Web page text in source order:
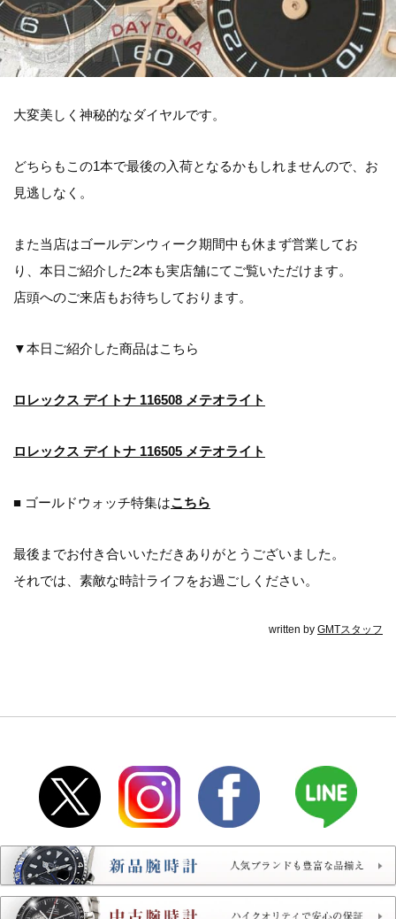
大変美しく神秘的なダイヤルです。
どちらもこの1本で最後の入荷となるかもしれませんので、お
見逃しなく。
また当店はゴールデンウィーク期間中も休まず営業してお
り、本日ご紹介した2本も実店舗にてご覧いただけます。
店頭へのご来店もお待ちしております。
▼本日ご紹介した商品はこちら
ロレックス デイトナ 116508 メテオライト
ロレックス デイトナ 116505 メテオライト
■ ゴールドウォッチ特集はこちら
最後までお付き合いいただきありがとうございました。
それでは、素敵な時計ライフをお過ごしください。
written by GMTスタッフ